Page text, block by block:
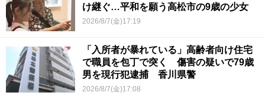
け継ぐ…平和を願う高松市の9歳の少女
2026/8/7(金)17:19
「入所者が暴れている」高齢者向け住宅
で職員を包丁で突く 傷害の疑いで79歳
男を現行犯逮捕 香川県警
2026/8/7(金)17:08